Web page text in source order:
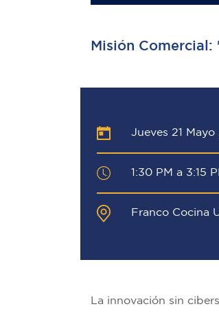
Misión
Jueves 21
1:30 PM a 3:15
Franco Cocina
La innovación sin